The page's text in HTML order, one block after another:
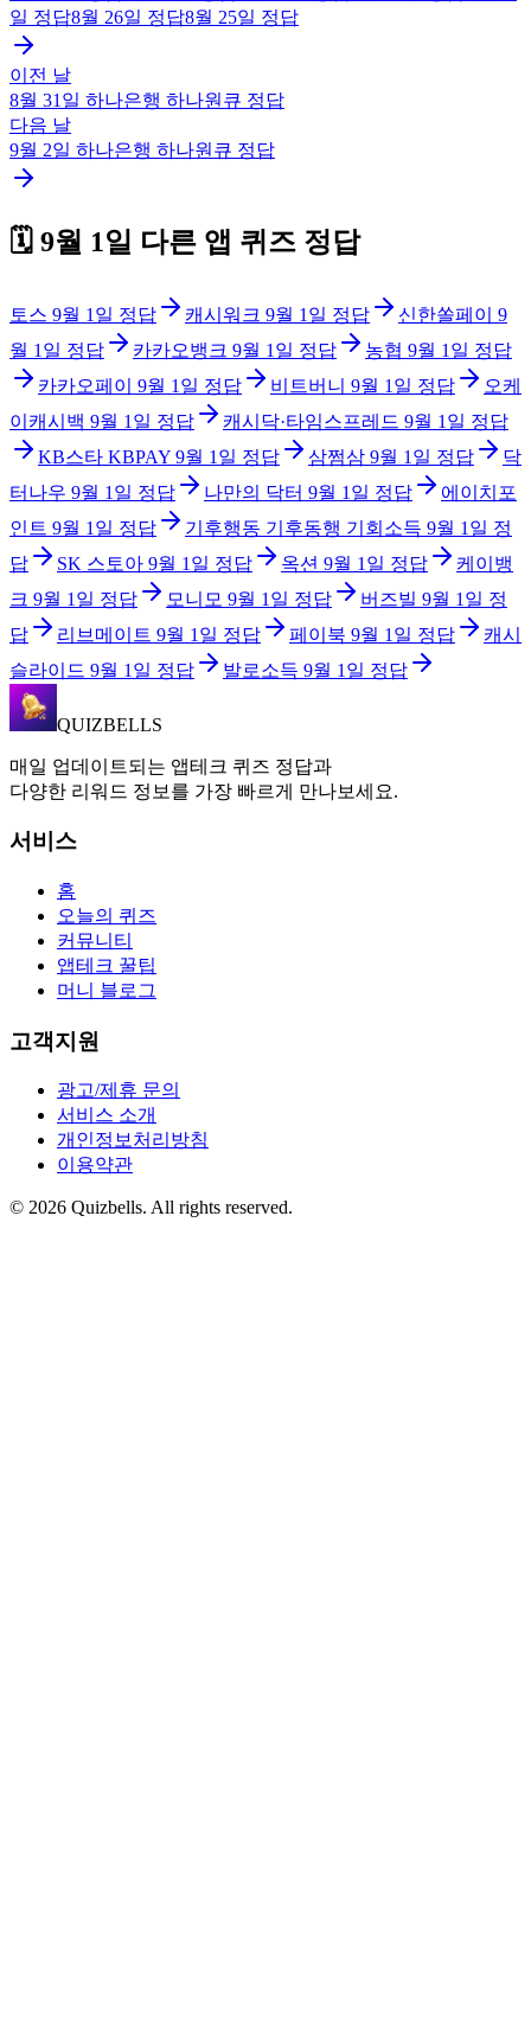
일 정답8월 26일 정답8월 25일 정답
이전 날
8월 31일 하나은행 하나원큐 정답
다음 날
9월 2일 하나은행 하나원큐 정답
🗓️ 9월 1일 다른 앱 퀴즈 정답
토스 9월 1일 정답 캐시워크 9월 1일 정답 신한쏠페이
9
월 1일 정답 카카오뱅크 9월 1일 정답 농협 9월 1일 정답
카카오페이
9월 1일 정답 비트버니 9월 1일 정답
오케
이캐시백 9월 1일 정답 캐시닥·타임스프레드 9월 1일 정답
KB스타 KBPAY 9월 1일 정답 삼쩜삼 9월 1일 정답
닥
터나우 9월 1일 정답 나만의 닥터 9월 1일 정답
에이치포
인트 9월 1일 정답 기후행동 기후동행 기회소득 9월 1일 정
답
SK 스토아 9월 1일 정답 옥션 9월 1일 정답
케이뱅
크 9월 1일 정답 모니모 9월 1일 정답 버즈빌 9월 1일 정
답
리브메이트 9월 1일 정답 페이북 9월 1일 정답
캐시
슬라이드 9월 1일 정답 발로소득 9월 1일 정답
QUIZBELLS
매일 업데이트되는 앱테크 퀴즈 정답과
다양한 리워드 정보를 가장 빠르게 만나보세요.
서비스
홈
오늘의 퀴즈
커뮤니티
앱테크 꿀팁
머니 블로그
고객지원
광고/제휴 문의
서비스 소개
개인정보처리방침
이용약관
© 2026 Quizbells. All rights reserved.